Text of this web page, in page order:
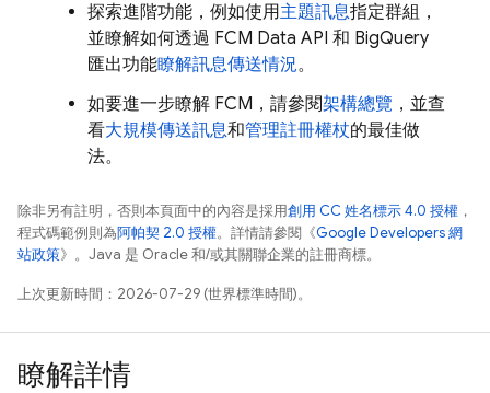
探索進階功能，例如使用主題訊息指定群組，
並瞭解如何透過 FCM Data API 和 BigQuery
匯出功能瞭解訊息傳送情況。
如要進一步瞭解 FCM ，請參閱架構總覽 ，並查
看大規模傳送訊息和管理註冊權杖的最佳做
法。
除非另有註明，否則本頁面中的內容是採用創用 CC 姓名標示 4.0 授權 ，
程式碼範例則為阿帕契 2.0 授權。詳情請參閱《Google Developers 網
站政策》。Java 是 Oracle 和/或其關聯企業的註冊商標。
上次更新時間：2026-07-29 (世界標準時間)。
瞭解詳情